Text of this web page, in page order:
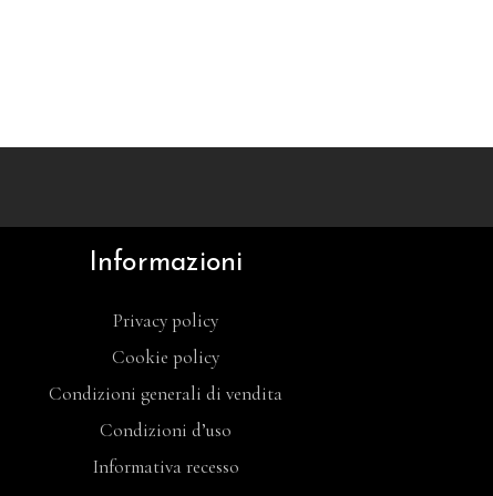
Informazioni
Privacy policy
Cookie policy
Condizioni generali di vendita
Condizioni d’uso
Informativa recesso